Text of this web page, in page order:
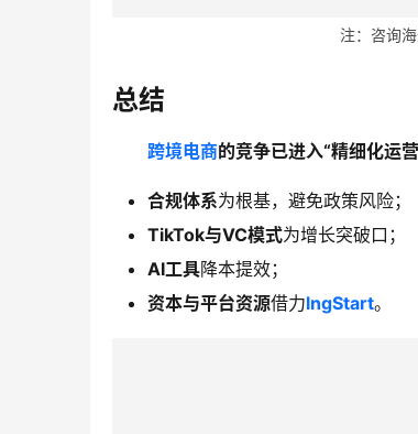
注：咨询
总结
跨境电商的竞争已进入“精细化运
合规体系为根基，避免政策风险；
TikTok与VC模式为增长突破口；
AI工具降本提效；
资本与平台资源借力lngStart。